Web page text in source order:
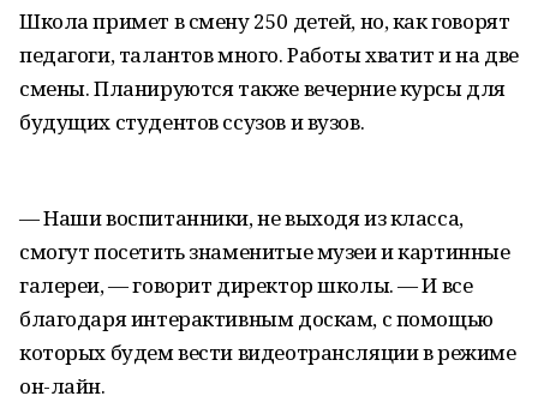
Школа примет в смену 250 детей, но, как говорят
педагоги, талантов много. Работы хватит и на две
смены. Планируются также вечерние курсы для
будущих студентов ссузов и вузов.
— Наши воспитанники, не выходя из класса,
смогут посетить знаменитые музеи и картинные
галереи, — говорит директор школы. — И все
благодаря интерактивным доскам, с помощью
которых будем вести видеотрансляции в режиме
он-лайн.